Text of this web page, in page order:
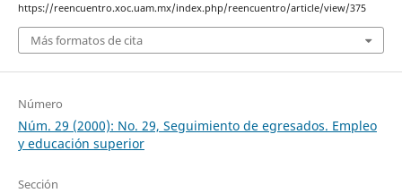
https://reencuentro.xoc.uam.mx/index.php/reencuentro/article/view/375
Más formatos de cita
Número
Núm. 29 (2000): No. 29, Seguimiento de egresados. Empleo
y educación superior
Sección